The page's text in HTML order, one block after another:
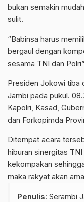
bukan semakin
sulit.
“Babinsa harus
bergaul dengan
sesama TNI dan
Presiden Jokowi tiba
Jambi pada pukul.
Kapolri, Kasad,
dan Forkopimda
Ditempat acara
hiburan sinergitas
kekompakan
maka rakyat akan
Penulis: Serambi